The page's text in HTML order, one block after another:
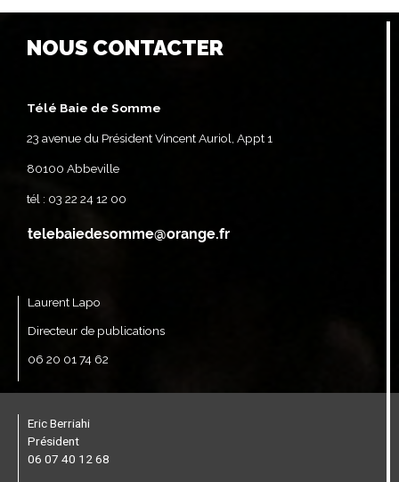
NOUS CONTACTER
Télé Baie de Somme
23 avenue du Président Vincent Auriol, Appt 1
80100 Abbeville
tél : 03 22 24 12 00
Laurent Lapo
Directeur de publications
06 20 01 74 62
Eric Berriahi
Président
06 07 40 12 68